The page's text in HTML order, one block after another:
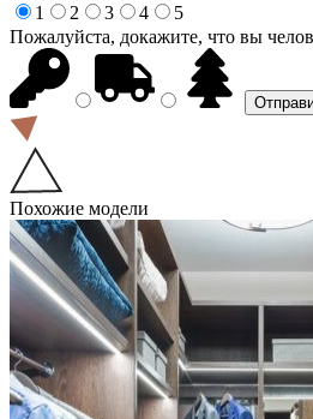
1
2 3 4
5
Пожалуйста, докажите, что вы
Похожие модели